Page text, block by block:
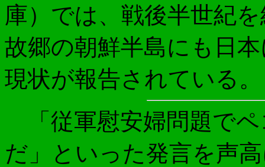
庫）では、戦後半世紀
故郷の朝鮮半島にも日
現状が報告されている。
「従軍慰安婦問題で
だ」といった発言を声